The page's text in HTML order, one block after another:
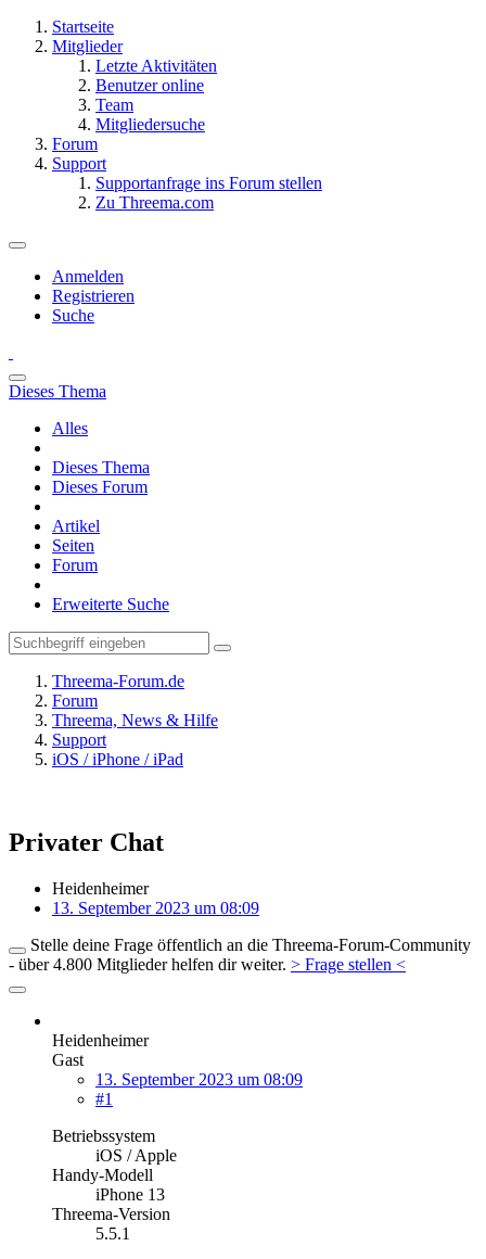
Startseite
Mitglieder
Letzte Aktivitäten
Benutzer online
Team
Mitgliedersuche
Forum
Support
Supportanfrage ins Forum stellen
Zu Threema.com
Anmelden
Registrieren
Suche
Dieses Thema
Alles
Dieses Thema
Dieses Forum
Artikel
Seiten
Forum
Erweiterte Suche
Threema-Forum.de
Forum
Threema, News & Hilfe
Support
iOS / iPhone / iPad
Privater Chat
Heidenheimer
13. September 2023 um 08:09
Stelle deine Frage öffentlich an die Threema-Forum-Community
- über 4.800 Mitglieder helfen dir weiter. > Frage stellen <
Heidenheimer
Gast
13. September 2023 um 08:09
#1
Betriebssystem
iOS / Apple
Handy-Modell
iPhone 13
Threema-Version
5.5.1